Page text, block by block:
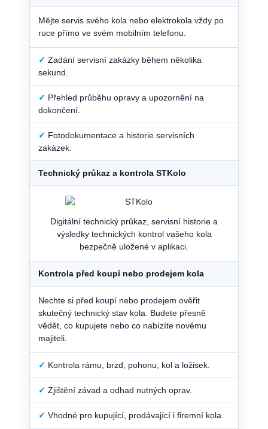
Mějte servis svého kola nebo elektrokola vždy po
ruce přímo ve svém mobilním telefonu.
✓ Zadání servisní zakázky během několika
sekund.
✓ Přehled průběhu opravy a upozornění na
dokončení.
✓ Fotodokumentace a historie servisních
zakázek.
Technický průkaz a kontrola STKolo
Digitální technický průkaz, servisní historie a
výsledky technických kontrol vašeho kola
bezpečně uložené v aplikaci.
Kontrola před koupí nebo prodejem kola
Nechte si před koupí nebo prodejem ověřit
skutečný technický stav kola. Budete přesně
vědět, co kupujete nebo co nabízíte novému
majiteli.
✓ Kontrola rámu, brzd, pohonu, kol a ložisek.
✓ Zjištění závad a odhad nutných oprav.
✓ Vhodné pro kupující, prodávající i firemní kola.